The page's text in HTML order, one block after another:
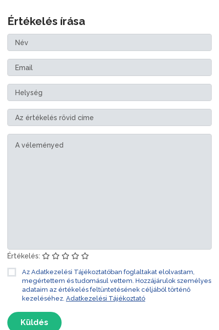
Értékelés írása
Értékelés:
Az Adatkezelési Tájékoztatóban foglaltakat elolvastam,
megértettem és tudomásul vettem. Hozzájárulok személyes
adataim az értékelés feltüntetésének céljából történő
kezeléséhez. Adatkezelési Tájékoztató
Küldés